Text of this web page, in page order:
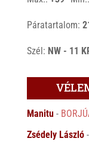
Páratartalom:
Szél: NW - 11
Manitu-
Zsédely László-